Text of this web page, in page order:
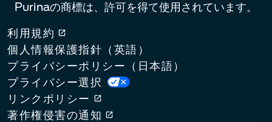
Purinaの商標は、許可を得て使用されています。
利用規約
個人情報保護指針（英語）​
プライバシーポリシー（日本語）​
プライバシー選択
リンクポリシー
著作権侵害の通知